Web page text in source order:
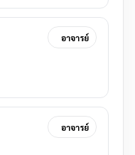
อาจารย์
อาจารย์